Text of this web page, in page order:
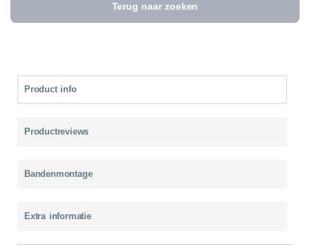
Terug naar zoeken
Product info
Productreviews
Bandenmontage
Extra informatie